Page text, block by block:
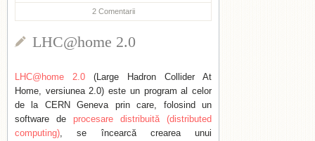
2 Comentarii
LHC@home 2.0
LHC@home 2.0 (Large Hadron Collider At
Home, versiunea 2.0) este un program al celor
de la CERN Geneva prin care, folosind un
software de procesare distribuită (distributed
computing), se încearcă crearea unui